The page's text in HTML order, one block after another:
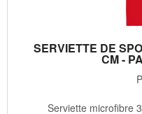
SERVIETTE DE
CM -
Serviette microfibre